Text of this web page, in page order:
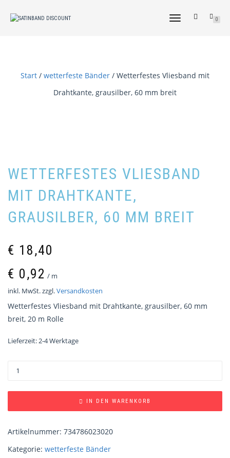
NAVIGATION
0
Start / wetterfeste Bänder / Wetterfestes Vliesband mit
Drahtkante, grausilber, 60 mm breit
WETTERFESTES VLIESBAND
MIT DRAHTKANTE,
GRAUSILBER, 60 MM BREIT
€ 18,40
€ 0,92 / m
inkl. MwSt.zzgl.Versandkosten
Wetterfestes Vliesband mit Drahtkante, grausilber, 60 mm
breit, 20 m Rolle
Lieferzeit:2-4 Werktage
IN DEN WARENKORB
Artikelnummer: 734786023020
Kategorie: wetterfeste Bänder